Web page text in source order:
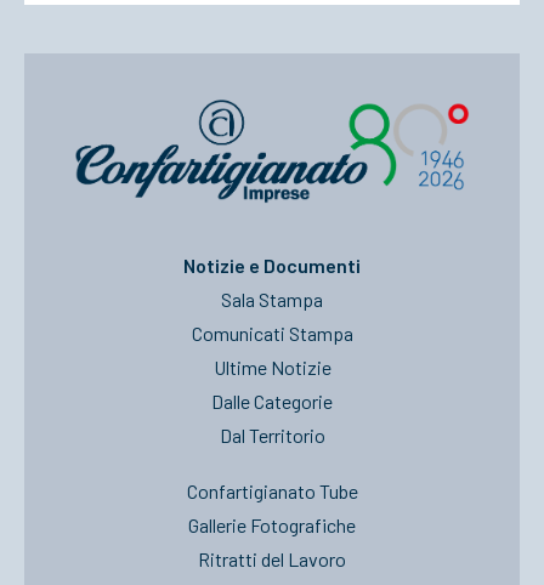
Notizie e Documenti
Sala Stampa
Comunicati Stampa
Ultime Notizie
Dalle Categorie
Dal Territorio
Confartigianato Tube
Gallerie Fotografiche
Ritratti del Lavoro